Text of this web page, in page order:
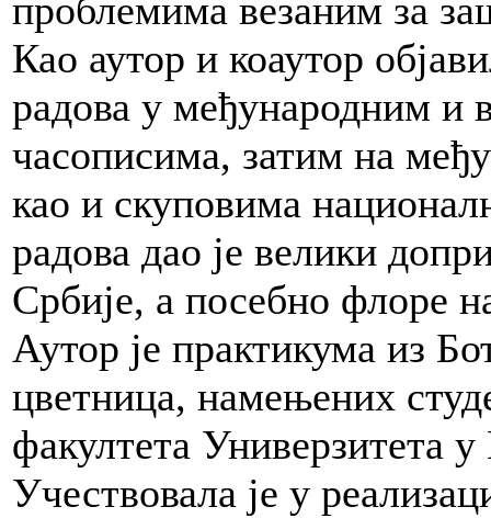
проблемима везаним за
Као аутор и коаутор
радова у међународним и
часописима, затим на
као и скуповима
радова дао је велики
Србије, а посебно флоре
Аутор је практикума из
цветница, намењених
факултета Универзитета
Учествовала је у